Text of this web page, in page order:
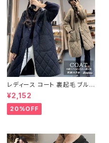
レディース コート 裏起毛 ブルゾ
ン ジャンパー ジャケット キルテ
ィング 中綿
¥2,152
20%OFF